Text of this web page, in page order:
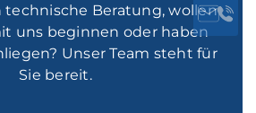
technische Beratung, wollen
uns beginnen oder haben
Unser Team steht für
Sie bereit.